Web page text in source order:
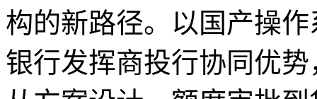
构的新路径。以国产操
银行发挥商投行协同优